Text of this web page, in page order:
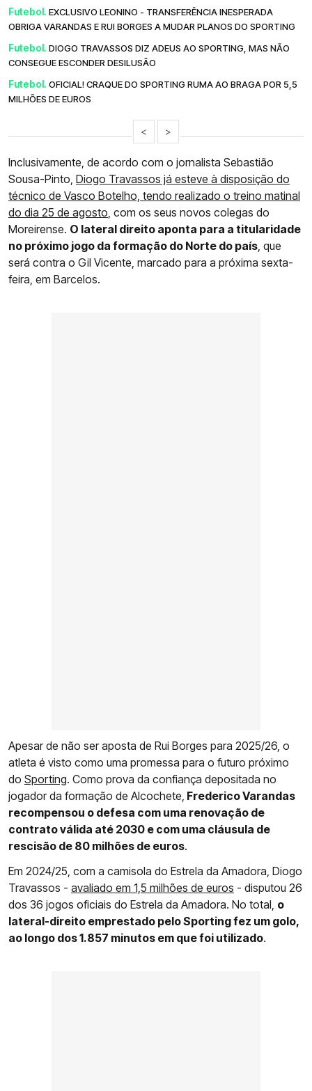
Futebol. EXCLUSIVO LEONINO - TRANSFERÊNCIA INESPERADA
OBRIGA VARANDAS E RUI BORGES A MUDAR PLANOS DO SPORTING
Futebol. DIOGO TRAVASSOS DIZ ADEUS AO SPORTING, MAS NÃO
CONSEGUE ESCONDER DESILUSÃO
Futebol. OFICIAL! CRAQUE DO SPORTING RUMA AO BRAGA POR 5,5
MILHÕES DE EUROS
< >
Inclusivamente, de acordo com o jornalista Sebastião
Sousa-Pinto, Diogo Travassos já esteve à disposição do
técnico de Vasco Botelho, tendo realizado o treino matinal
do dia 25 de agosto, com os seus novos colegas do
Moreirense. O lateral direito aponta para a titularidade
no próximo jogo da formação do Norte do país, que
será contra o Gil Vicente, marcado para a próxima sexta-
feira, em Barcelos.
Apesar de não ser aposta de Rui Borges para 2025/26, o
atleta é visto como uma promessa para o futuro próximo
do Sporting. Como prova da confiança depositada no
jogador da formação de Alcochete, Frederico Varandas
recompensou o defesa com uma renovação de
contrato válida até 2030 e com uma cláusula de
rescisão de 80 milhões de euros.
Em 2024/25, com a camisola do Estrela da Amadora, Diogo
Travassos - avaliado em 1,5 milhões de euros - disputou 26
dos 36 jogos oficiais do Estrela da Amadora. No total, o
lateral-direito emprestado pelo Sporting fez um golo,
ao longo dos 1.857 minutos em que foi utilizado.